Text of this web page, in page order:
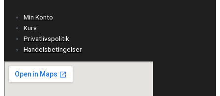
Min Konto
Kurv
Privatlivspolitik
Handelsbetingelser